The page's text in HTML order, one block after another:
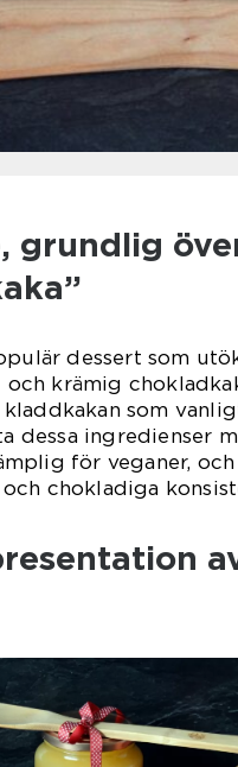
grundlig
dessert som
krämig
som
dessa ingredienser
för veganer,
chokladiga